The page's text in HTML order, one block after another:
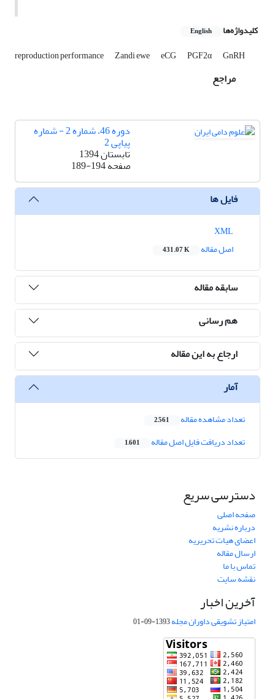
کلیدواژه‌ها English
reproduction performance Zandi ewe eCG PGF2α GnRH
مراجع
دوره 46، شماره 2 - شماره
پیاپی 2
تابستان 1394
صفحه189-194
فایل ها
اصل مقاله
431.07 K
سابقه مقاله
هم رسانی
ارجاع به این مقاله
آمار
تعداد مشاهده مقاله 2,561
تعداد دریافت فایل اصل مقاله 1,601
دسترسی سریع
صفحه اصلی
درباره نشریه
اعضای هیات تحریریه
ارسال مقاله
تماس با ما
نقشه سایت
آخرین اخبار
امتیاز تشویقی داوران مجله1393-09-01